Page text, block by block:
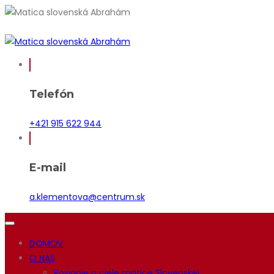
Telefón
+421 915 622 944
E-mail
a.klementova@centrum.sk
DOMOV
O NÁS